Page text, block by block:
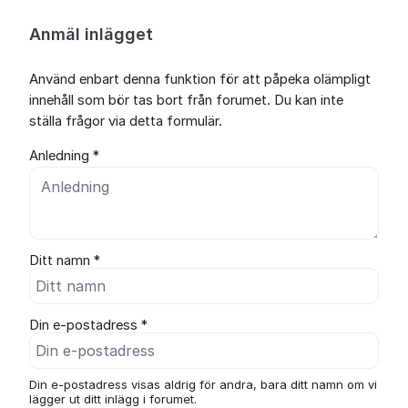
Anmäl inlägget
Använd enbart denna funktion för att påpeka olämpligt
innehåll som bör tas bort från forumet. Du kan inte
ställa frågor via detta formulär.
Anledning *
Ditt namn *
Din e-postadress *
Din e-postadress visas aldrig för andra, bara ditt namn om vi
lägger ut ditt inlägg i forumet.